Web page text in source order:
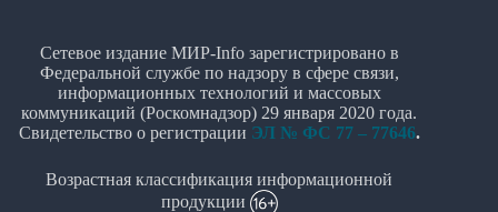
Сетевое издание МИР-Info зарегистрировано в
Федеральной службе по надзору в сфере связи,
информационных технологий и массовых
коммуникаций (Роскомнадзор) 29 января 2020 года.
Свидетельство о регистрации ЭЛ № ФС 77 – 77646.
Возрастная классификация информационной
продукции